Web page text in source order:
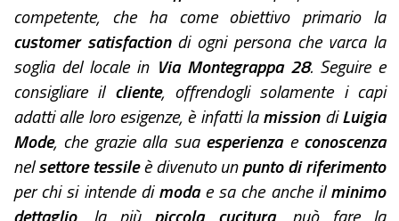
competente, che ha come obiettivo primario la
customer satisfactiondi ogni persona che varca la
soglia del locale in Via Montegrappa 28. Seguire e
consigliare il cliente, offrendogli solamente i capi
adatti alle loro esigenze, è infatti lamissiondiLuigia
Mode, che grazie alla sua esperienza econoscenza
nelsettore tessileè divenuto unpunto di riferimento
per chi si intende dimodae sa che anche ilminimo